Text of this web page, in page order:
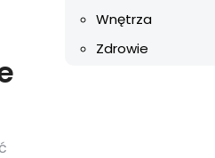
Wnętrza
Zdrowie